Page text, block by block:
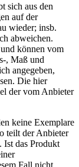
sich aus den
auf der
wieder; insb.
abweichen.
können vom
, Maß und
angegeben,
Die hier
der vom Anbieter
keine Exemplare
teilt der Anbieter
Ist das Produkt
Fall nicht